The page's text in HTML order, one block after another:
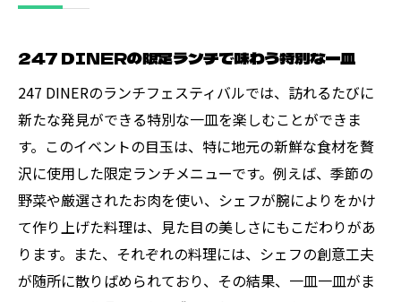
247 DINERの限定ランチで味わう特別な一皿
247 DINERのランチフェスティバルでは、訪れるたびに
新たな発見ができる特別な一皿を楽しむことができま
す。このイベントの目玉は、特に地元の新鮮な食材を贅
沢に使用した限定ランチメニューです。例えば、季節の
野菜や厳選されたお肉を使い、シェフが腕によりをかけ
て作り上げた料理は、見た目の美しさにもこだわりがあ
ります。また、それぞれの料理には、シェフの創意工夫
が随所に散りばめられており、その結果、一皿一皿がま